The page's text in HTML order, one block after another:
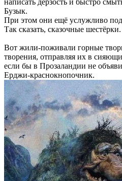
Бузык.
При этом они ещё услужливо
Так сказать, сказочные шестёрки.
Вот жили-поживали горные
творения, отправляя их в
если бы в Прозаландии не
Ерджи-краснокнопочник.